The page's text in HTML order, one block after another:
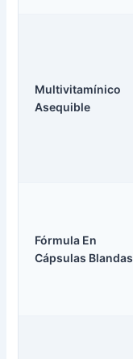
Multivitamínico
Asequible
Fórmula En
Cápsulas Blandas